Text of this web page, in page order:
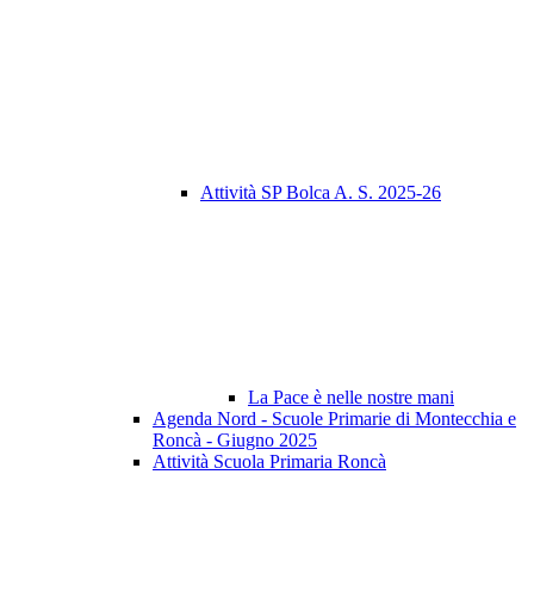
Attività SP Bolca A. S. 2025-26
La Pace è nelle nostre mani
Agenda Nord - Scuole Primarie di Montecchia e
Roncà - Giugno 2025
Attività Scuola Primaria Roncà